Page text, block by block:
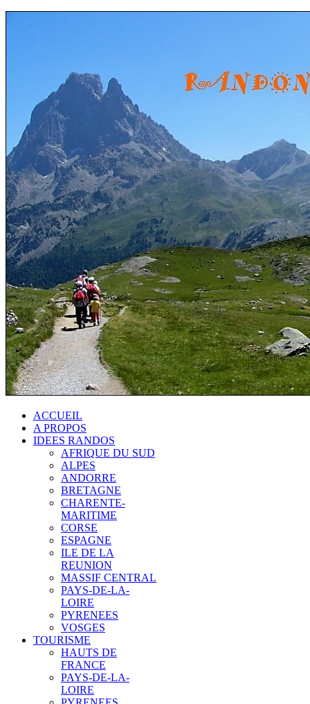
ACCUEIL
A PROPOS
IDEES RANDOS
AFRIQUE DU SUD
ALPES
ANDORRE
BRETAGNE
CHARENTE-
MARITIME
CORSE
ESPAGNE
ILE DE LA
REUNION
MASSIF CENTRAL
PAYS-DE-LA-
LOIRE
PYRENEES
VOSGES
TOURISME
HAUTS DE
FRANCE
PAYS-DE-LA-
LOIRE